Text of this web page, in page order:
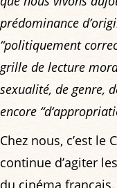
prédominance
“politiquement
grille de lecture
sexualité, de genre,
encore
Chez nous, c’est le
continue d’agiter
du cinéma